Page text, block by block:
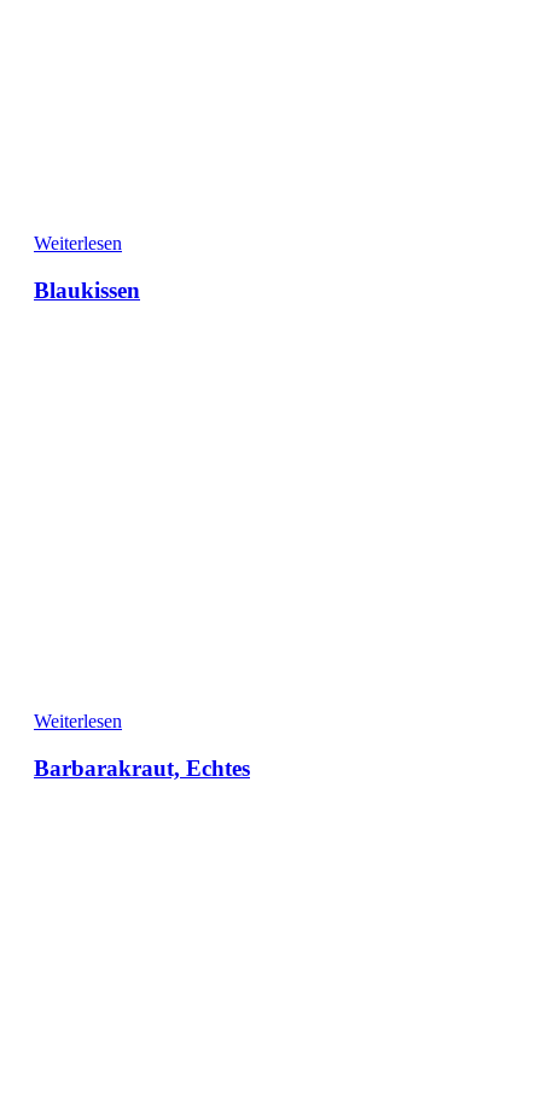
Weiterlesen
Blaukissen
Weiterlesen
Barbarakraut, Echtes